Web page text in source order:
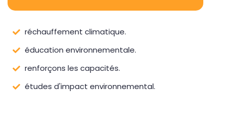
réchauffement climatique.
éducation environnementale.
renforçons les capacités.
études d'impact environnemental.